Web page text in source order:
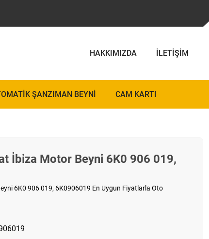
HAKKIMIZDA İLETIŞIM
ŞANZIMAN BEYNI CAM KARTI
İbiza Motor Beyni 6K0 906 019,
6K0 906 019, 6K0906019 En Uygun Fiyatlarla Oto